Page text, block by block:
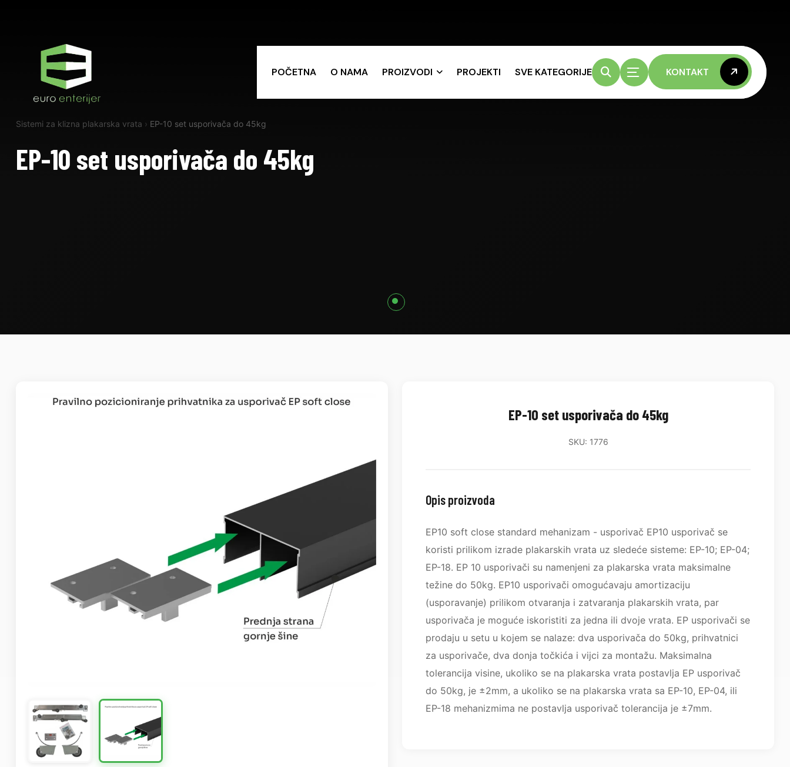
POČETNA O NAMA PROIZVODI PROJEKTI SVE KATEGORIJE KONTAKT
KONTAKT
Sistemi za klizna plakarska vrata › EP-10 set usporivača do 45kg
EP-10 set usporivača do 45kg
EP-10 set usporivača do 45kg
SKU: 1776
Opis proizvoda
EP10 soft close standard mehanizam - usporivač EP10 usporivač se
koristi prilikom izrade plakarskih vrata uz sledeće sisteme: EP-10; EP-04;
EP-18. EP 10 usporivači su namenjeni za plakarska vrata maksimalne
težine do 50kg. EP10 usporivači omogućavaju amortizaciju
(usporavanje) prilikom otvaranja i zatvaranja plakarskih vrata, par
usporivača je moguće iskoristiti za jedna ili dvoje vrata. EP usporivači se
prodaju u setu u kojem se nalaze: dva usporivača do 50kg, prihvatnici
za usporivače, dva donja točkića i vijci za montažu. Maksimalna
tolerancija visine, ukoliko se na plakarska vrata postavlja EP usporivač
do 50kg, je ±2mm, a ukoliko se na plakarska vrata sa EP-10, EP-04, ili
EP-18 mehanizmima ne postavlja usporivač tolerancija je ±7mm.